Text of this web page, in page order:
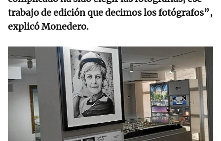
trabajo de edición que decimos los fotógrafos”,
explicó Monedero.